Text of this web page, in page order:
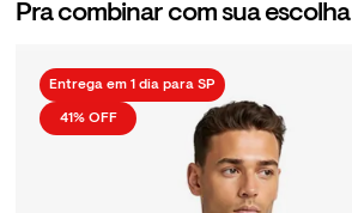
Pra combinar com sua escolha
41% OFF
Entrega em 1 dia para SP